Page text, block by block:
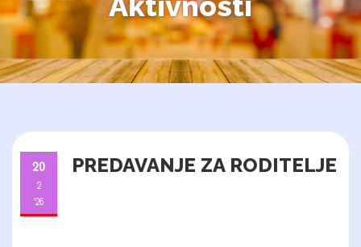
20
2
'26
PREDAVANJE ZA RODITELJE